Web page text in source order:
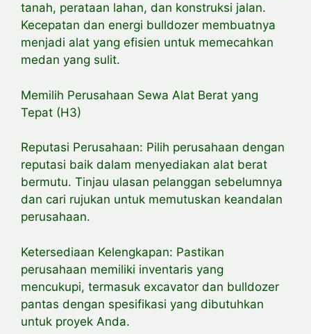
tanah, perataan lahan, dan konstruksi jalan.
Kecepatan dan energi bulldozer membuatnya
menjadi alat yang efisien untuk memecahkan
medan yang sulit.
Memilih Perusahaan Sewa Alat Berat yang
Tepat (H3)
Reputasi Perusahaan: Pilih perusahaan dengan
reputasi baik dalam menyediakan alat berat
bermutu. Tinjau ulasan pelanggan sebelumnya
dan cari rujukan untuk memutuskan keandalan
perusahaan.
Ketersediaan Kelengkapan: Pastikan
perusahaan memiliki inventaris yang
mencukupi, termasuk excavator dan bulldozer
pantas dengan spesifikasi yang dibutuhkan
untuk proyek Anda.